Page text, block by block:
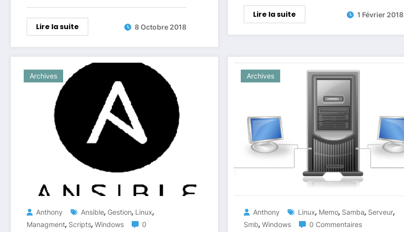
Lire la suite 8 Octobre 2018
Lire la suite 1 Février 2018
Archives
Anthony Ansible, Gestion, Linux,
Managment, Scripts, Windows
0
Archives
Anthony Linux, Memo, Samba, Serveur,
Smb, Windows 0 Commentaires